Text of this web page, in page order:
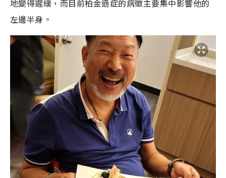
地變得遲緩，而目前柏金遜症的病徵主要集中影響他的
左邊半身。